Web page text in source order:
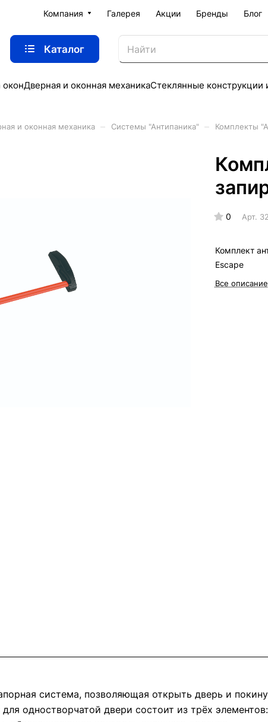
Компания Галерея Акции Бренды Блог
Каталог
оконДверная и оконная механикаСтеклянные конструкции
и оконная механика Системы "Антипаника" Комплекты
0 Арт.
Комплект
Escape
Все описание
система, позволяющая открыть дверь и
одностворчатой двери состоит из трёх